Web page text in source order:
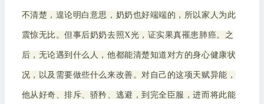
不清楚，遑论明白意思，奶奶也好端端的，所以家人为此
震惊无比。但事后奶奶去照X光，证实果真罹患肺癌。之
后，无论遇到什么人，他都能清楚知道对方的身心健康状
况，以及需要做些什么来改善。对自己的这项天赋异能，
他从好奇、排斥、骄矜、逃避，到完全臣服，进而将此能